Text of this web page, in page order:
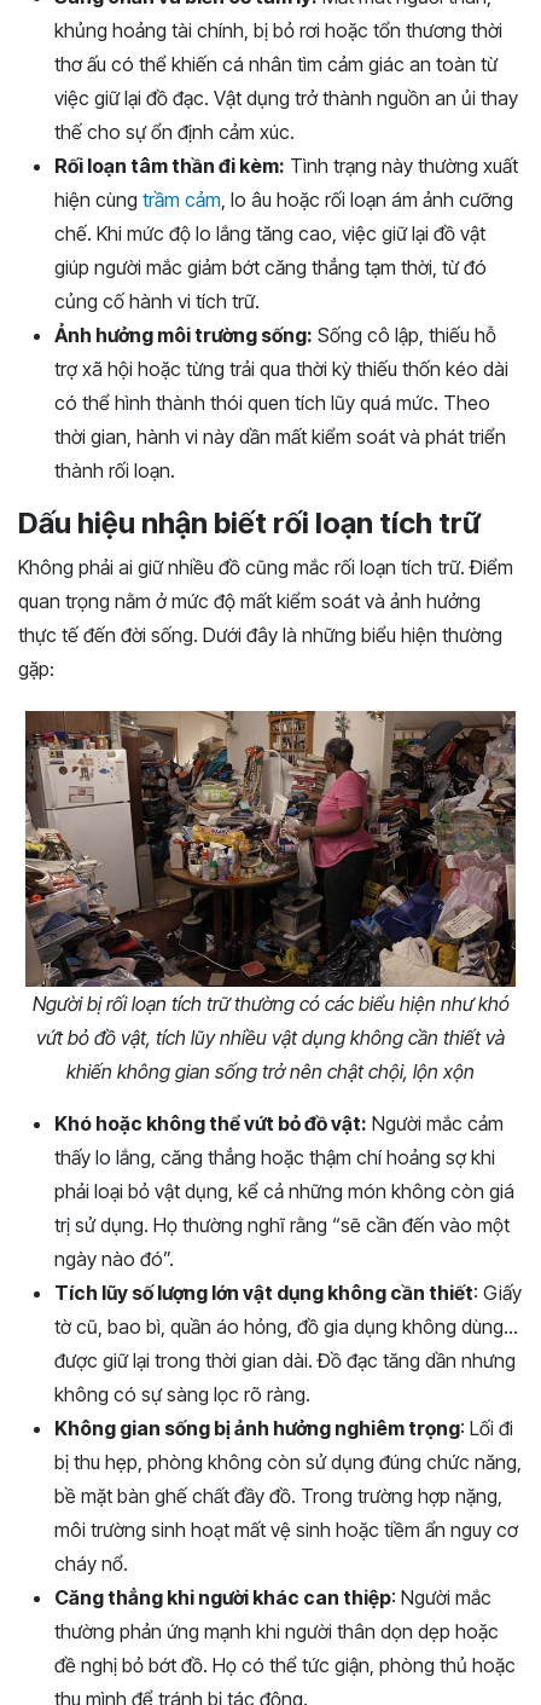
khủng hoảng tài chính, bị bỏ rơi hoặc tổn thương thời
thơ ấu có thể khiến cá nhân tìm cảm giác an toàn từ
việc giữ lại đồ đạc. Vật dụng trở thành nguồn an ủi thay
thế cho sự ổn định cảm xúc.
Rối loạn tâm thần đi kèm: Tình trạng này thường xuất
hiện cùng trầm cảm , lo âu hoặc rối loạn ám ảnh cưỡng
chế. Khi mức độ lo lắng tăng cao, việc giữ lại đồ vật
giúp người mắc giảm bớt căng thẳng tạm thời, từ đó
củng cố hành vi tích trữ.
Ảnh hưởng môi trường sống: Sống cô lập, thiếu hỗ
trợ xã hội hoặc từng trải qua thời kỳ thiếu thốn kéo dài
có thể hình thành thói quen tích lũy quá mức. Theo
thời gian, hành vi này dần mất kiểm soát và phát triển
thành rối loạn.
Dấu hiệu nhận biết rối loạn tích trữ
Không phải ai giữ nhiều đồ cũng mắc rối loạn tích trữ. Điểm
quan trọng nằm ở mức độ mất kiểm soát và ảnh hưởng
thực tế đến đời sống. Dưới đây là những biểu hiện thường
gặp:
Người bị rối loạn tích trữ thường có các biểu hiện như khó
vứt bỏ đồ vật, tích lũy nhiều vật dụng không cần thiết và
khiến không gian sống trở nên chật chội, lộn xộn
Khó hoặc không thể vứt bỏ đồ vật: Người mắc cảm
thấy lo lắng, căng thẳng hoặc thậm chí hoảng sợ khi
phải loại bỏ vật dụng, kể cả những món không còn giá
trị sử dụng. Họ thường nghĩ rằng “sẽ cần đến vào một
ngày nào đó”.
Tích lũy số lượng lớn vật dụng không cần thiết: Giấy
tờ cũ, bao bì, quần áo hỏng, đồ gia dụng không dùng…
được giữ lại trong thời gian dài. Đồ đạc tăng dần nhưng
không có sự sàng lọc rõ ràng.
Không gian sống bị ảnh hưởng nghiêm trọng: Lối đi
bị thu hẹp, phòng không còn sử dụng đúng chức năng,
bề mặt bàn ghế chất đầy đồ. Trong trường hợp nặng,
môi trường sinh hoạt mất vệ sinh hoặc tiềm ẩn nguy cơ
cháy nổ.
Căng thẳng khi người khác can thiệp: Người mắc
thường phản ứng mạnh khi người thân dọn dẹp hoặc
đề nghị bỏ bớt đồ. Họ có thể tức giận, phòng thủ hoặc
thu mình để tránh bị tác động.